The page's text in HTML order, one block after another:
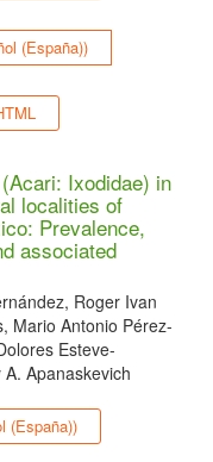
(España))
(Acari: Ixodidae) in
localities of
Prevalence,
associated
Roger Ivan
Mario Antonio Pérez-
Esteve-
Apanaskevich
(España))